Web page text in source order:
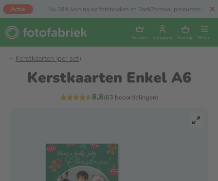
Actie Nu 30% korting op fotoboeken en Back2school producten!
Service Inloggen Mandje Menu
Kerstkaarten (per set)
Kerstkaarten Enkel A6
8,8(63 beoordelingen)